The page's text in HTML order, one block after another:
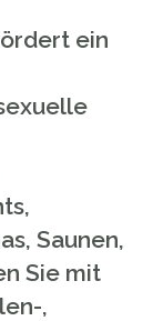
ein
Saunen,
Sie mit
,